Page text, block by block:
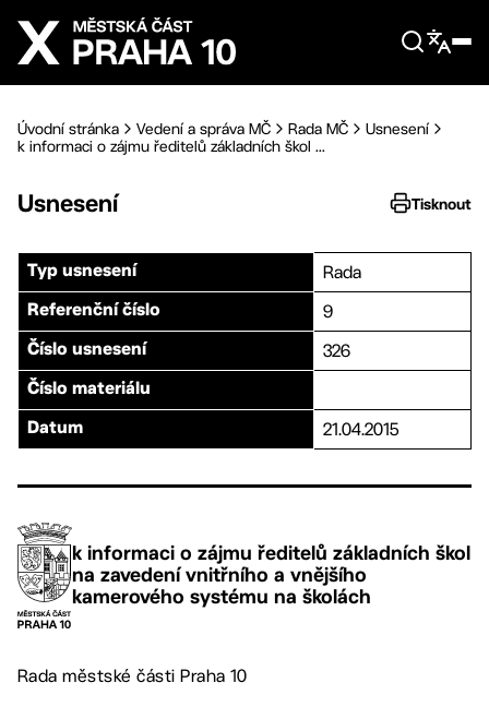
Přejít na hlavní obsah
Úvodní stránka Vedení a správa MČ Rada MČ
Usnesení
k informaci o zájmu ředitelů základních škol ...
Usnesení Tisknout
Typ usnesení Rada
Referenční číslo 9
Číslo usnesení 326
Číslo materiálu
Datum 21.04.2015
k informaci o zájmu ředitelů základních škol
na zavedení vnitřního a vnějšího
kamerového systému na školách
Rada městské části Praha 10